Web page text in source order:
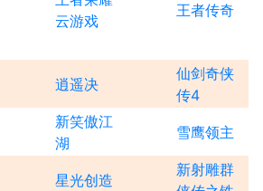
云游戏
王者传奇
逍遥决
仙剑奇侠
传4
新笑傲江
湖
雪鹰领主
星光创造
新射雕群